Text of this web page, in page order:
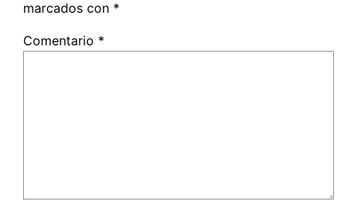
marcados con *
Comentario *